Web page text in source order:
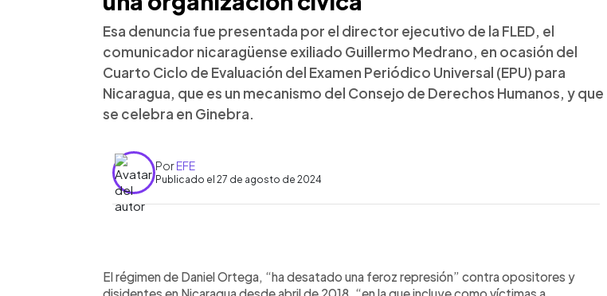
Esa denuncia fue presentada por el director ejecutivo de la FLED, el
comunicador nicaragüense exiliado Guillermo Medrano, en ocasión del
Cuarto Ciclo de Evaluación del Examen Periódico Universal (EPU) para
Nicaragua, que es un mecanismo del Consejo de Derechos Humanos, y que
se celebra en Ginebra.
PorEFE
Publicado el 27 de agosto de 2024
Escuchar artículo
El régimen de Daniel Ortega, “ha desatado una feroz represión” contra opositores y